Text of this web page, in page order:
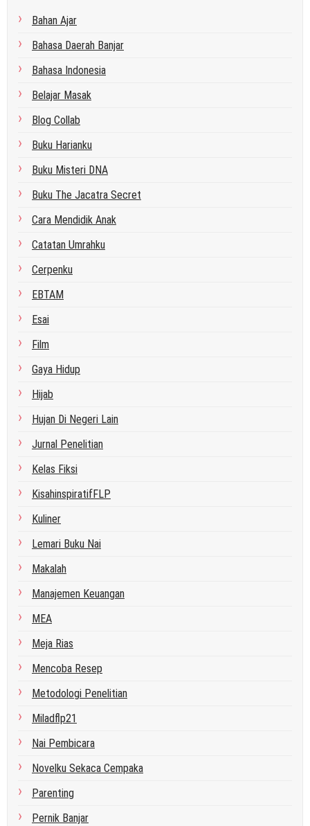
Bahan Ajar
Bahasa Daerah Banjar
Bahasa Indonesia
Belajar Masak
Blog Collab
Buku Harianku
Buku Misteri DNA
Buku The Jacatra Secret
Cara Mendidik Anak
Catatan Umrahku
Cerpenku
EBTAM
Esai
Film
Gaya Hidup
Hijab
Hujan Di Negeri Lain
Jurnal Penelitian
Kelas Fiksi
KisahinspiratifFLP
Kuliner
Lemari Buku Nai
Makalah
Manajemen Keuangan
MEA
Meja Rias
Mencoba Resep
Metodologi Penelitian
Miladflp21
Nai Pembicara
Novelku Sekaca Cempaka
Parenting
Pernik Banjar